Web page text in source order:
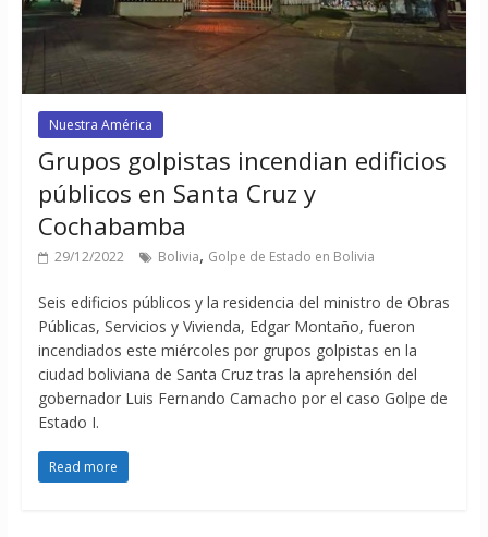
Nuestra América
Grupos golpistas incendian edificios
públicos en Santa Cruz y
Cochabamba
29/12/2022 Bolivia, Golpe de Estado en Bolivia
Seis edificios públicos y la residencia del ministro de Obras
Públicas, Servicios y Vivienda, Edgar Montaño, fueron
incendiados este miércoles por grupos golpistas en la
ciudad boliviana de Santa Cruz tras la aprehensión del
gobernador Luis Fernando Camacho por el caso Golpe de
Estado I.
Read more